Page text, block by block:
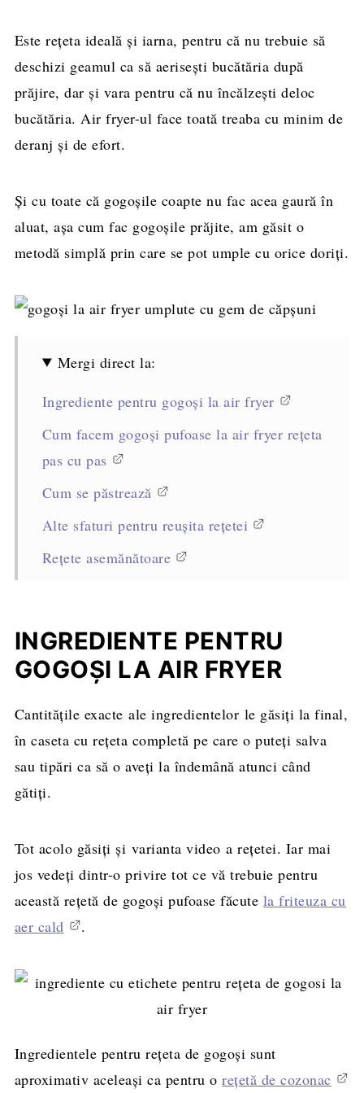
Este rețeta ideală și iarna, pentru că nu trebuie să
deschizi geamul ca să aerisești bucătăria după
prăjire, dar și vara pentru că nu încălzești deloc
bucătăria. Air fryer-ul face toată treaba cu minim de
deranj și de efort.
Și cu toate că gogoșile coapte nu fac acea gaură în
aluat, așa cum fac gogoșile prăjite, am găsit o
metodă simplă prin care se pot umple cu orice doriți.
Mergi direct la:
Ingrediente pentru gogoși la air fryer
Cum facem gogoși pufoase la air fryer rețeta
pas cu pas
Cum se păstrează
Alte sfaturi pentru reușita rețetei
Rețete asemănătoare
INGREDIENTE PENTRU
GOGOȘI LA AIR FRYER
Cantitățile exacte ale ingredientelor le găsiți la final,
în caseta cu rețeta completă pe care o puteți salva
sau tipări ca să o aveți la îndemână atunci când
gătiți.
Tot acolo găsiți și varianta video a rețetei. Iar mai
jos vedeți dintr-o privire tot ce vă trebuie pentru
această rețetă de gogoși pufoase făcute la friteuza cu
aer cald
.
Ingredientele pentru rețeta de gogoși sunt
aproximativ aceleași ca pentru orețetă de cozonac